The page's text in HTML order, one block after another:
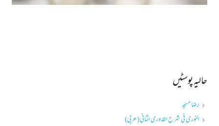
حالیہ پوسٹیں
رضا مسجد
النوری فی شرح القدوری الثانی (عربی)